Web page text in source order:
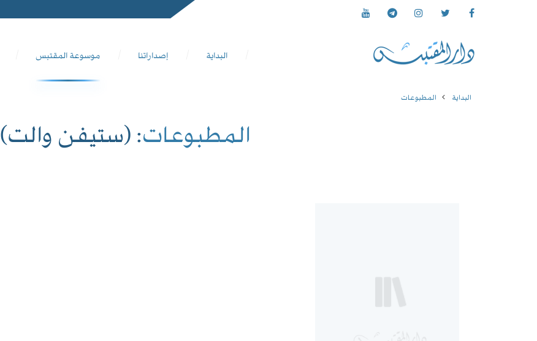
البداية إصداراتنا موسوعة المقتبس
البداية المطبوعات
المطبوعات: (ستيفن والت)